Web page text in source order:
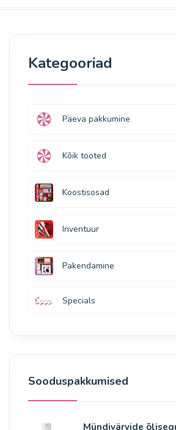
Kategooriad
Päeva pakkumine
Kõik tooted
Koostisosad
Inventuur
Pakendamine
Specials
Sooduspakkumised
Mündivärvide